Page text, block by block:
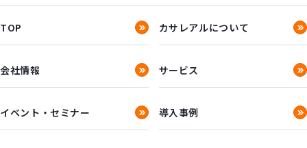
TOP カサレアルについて
会社情報 サービス
イベント・セミナー 導入事例